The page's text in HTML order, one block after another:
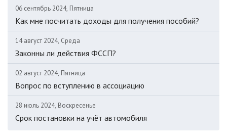
06 сентябрь 2024, Пятница
Как мне посчитать доходы для получения пособий?
14 август 2024, Среда
Законны ли действия ФССП?
02 август 2024, Пятница
Вопрос по вступлению в ассоциацию
28 июль 2024, Воскресенье
Срок постановки на учёт автомобиля